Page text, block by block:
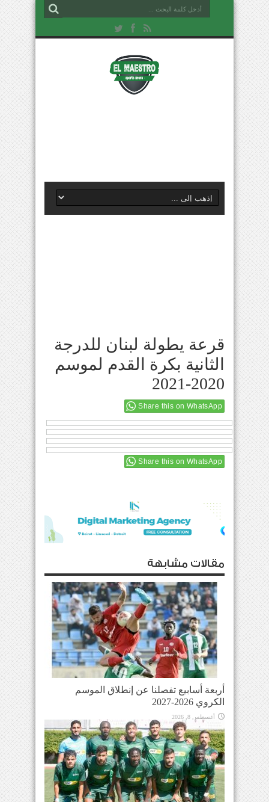
قرعة يطولة لبنان للدرجة
الثانية بكرة القدم لموسم
2020-2021
Share this on WhatsApp
Share this on WhatsApp
مقالات مشابهة
أربعة أسابيع تفصلنا عن إنطلاق الموسم
الكروي 2026-2027
أغسطس 8, 2026